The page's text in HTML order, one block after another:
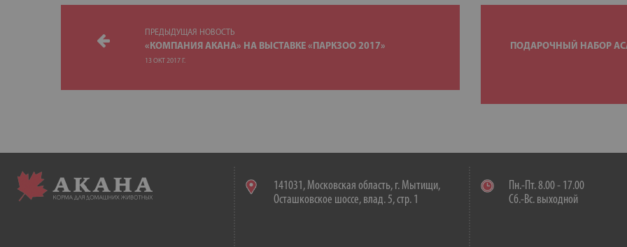
ПРЕДЫДУЩАЯ НОВОСТЬ
«КОМПАНИЯ АКАНА» НА ВЫСТАВКЕ «ПАРКЗОО 2017»
13 ОКТ 2017 Г.
ПОДАРОЧНЫЙ НАБОР
141031, Московская область, г. Мытищи,
Осташковское шоссе, влад. 5, стр. 1
Пн.-Пт. 8.00 - 17.00
Сб.-Вс. выходной